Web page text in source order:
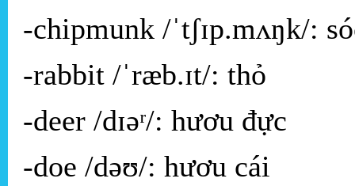
-chipmunk /ˈtʃɪp.mʌŋk/:
-rabbit /ˈræb.ɪt/: thỏ
-deer /dɪəʳ/: hươu đực
-doe /dəʊ/: hươu cái